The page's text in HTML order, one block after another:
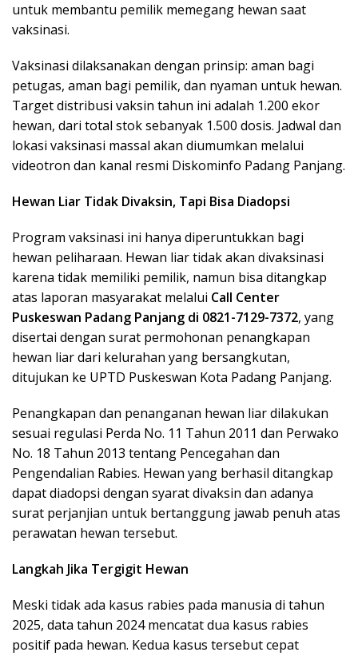
untuk membantu pemilik memegang hewan saat
vaksinasi.
Vaksinasi dilaksanakan dengan prinsip: aman bagi
petugas, aman bagi pemilik, dan nyaman untuk hewan.
Target distribusi vaksin tahun ini adalah 1.200 ekor
hewan, dari total stok sebanyak 1.500 dosis. Jadwal dan
lokasi vaksinasi massal akan diumumkan melalui
videotron dan kanal resmi Diskominfo Padang Panjang.
Hewan Liar Tidak Divaksin, Tapi Bisa Diadopsi
Program vaksinasi ini hanya diperuntukkan bagi
hewan peliharaan. Hewan liar tidak akan divaksinasi
karena tidak memiliki pemilik, namun bisa ditangkap
atas laporan masyarakat melalui Call Center
Puskeswan Padang Panjang di 0821-7129-7372, yang
disertai dengan surat permohonan penangkapan
hewan liar dari kelurahan yang bersangkutan,
ditujukan ke UPTD Puskeswan Kota Padang Panjang.
Penangkapan dan penanganan hewan liar dilakukan
sesuai regulasi Perda No. 11 Tahun 2011 dan Perwako
No. 18 Tahun 2013 tentang Pencegahan dan
Pengendalian Rabies. Hewan yang berhasil ditangkap
dapat diadopsi dengan syarat divaksin dan adanya
surat perjanjian untuk bertanggung jawab penuh atas
perawatan hewan tersebut.
Langkah Jika Tergigit Hewan
Meski tidak ada kasus rabies pada manusia di tahun
2025, data tahun 2024 mencatat dua kasus rabies
positif pada hewan. Kedua kasus tersebut cepat